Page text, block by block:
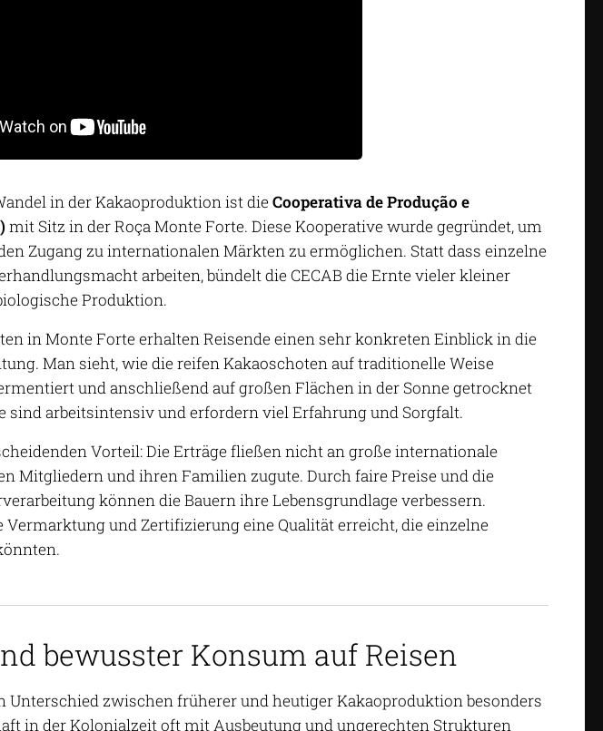
in der Kakaoproduktion ist dieCooperativa de Produção e
mit Sitz in der Roça Monte Forte. Diese Kooperative wurde gegründet, um
Zugang zu internationalen Märkten zu ermöglichen. Statt dass einzelne
arbeiten, bündelt die CECAB die Ernte vieler kleiner
Produktion.
in Monte Forte erhalten Reisende einen sehr konkreten Einblick in die
Man sieht, wie die reifen Kakaoschoten auf traditionelle Weise
und anschließend auf großen Flächen in der Sonne getrocknet
sind arbeitsintensiv und erfordern viel Erfahrung und Sorgfalt.
Vorteil: Die Erträge fließen nicht an große internationale
Mitgliedern und ihren Familien zugute. Durch faire Preise und die
können die Bauern ihre Lebensgrundlage verbessern.
und Zertifizierung eine Qualität erreicht, die einzelne
bewusster Konsum auf Reisen
Unterschied zwischen früherer und heutiger Kakaoproduktion besonders
in der Kolonialzeit oft mit Ausbeutung und ungerechten Strukturen